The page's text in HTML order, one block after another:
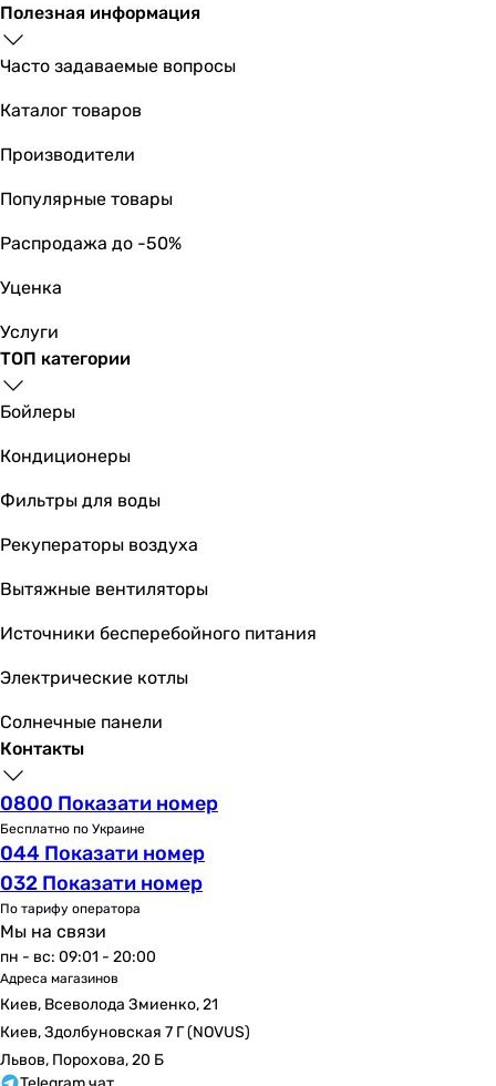
Полезная информация
Часто задаваемые вопросы
Каталог товаров
Производители
Популярные товары
Распродажа до -50%
Уценка
Услуги
ТОП категории
Бойлеры
Кондиционеры
Фильтры для воды
Рекуператоры воздуха
Вытяжные вентиляторы
Источники бесперебойного питания
Электрические котлы
Солнечные панели
Контакты
0800 Показати номер
Бесплатно по Украине
044 Показати номер
032 Показати номер
По тарифу оператора
Мы на связи
пн - вс: 09:01 - 20:00
Адреса магазинов
Киев, Всеволода Змиенко, 21
Киев, Здолбуновская 7 Г (NOVUS)
Львов, Порохова, 20 Б